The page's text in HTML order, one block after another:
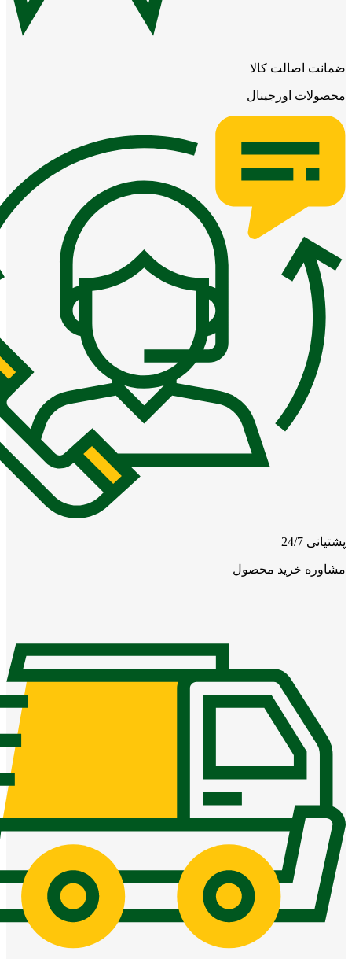
ضمانت اصالت کالا
محصولات اورجینال
پشتیانی 24/7
مشاوره خرید محصول